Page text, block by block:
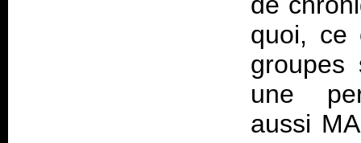
quoi, ce
groupes
une
aussi